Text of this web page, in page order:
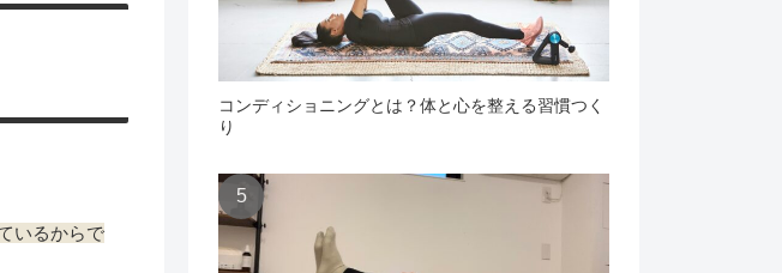
いるからで
コンディショニングとは？体と心を整える習慣つく
り